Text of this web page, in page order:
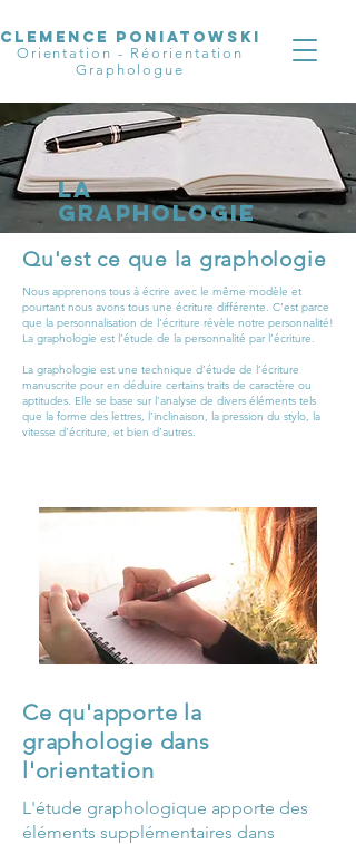
CLEMENCE PONIATOWSKI
Orientation - Réorientation
Graphologue
La
GRAPHOLOGIE
Qu'est ce que la graphologie
Nous apprenons tous à écrire avec le même modèle et
pourtant nous avons tous une écriture différente. C'est parce
que la personnalisation de l'écriture révèle notre personnalité!
La graphologie est l’étude de la personnalité par l’écriture.
La graphologie est une technique d’étude de l’écriture
manuscrite pour en déduire certains traits de caractère ou
aptitudes. Elle se base sur l’analyse de divers éléments tels
que la forme des lettres, l’inclinaison, la pression du stylo, la
vitesse d’écriture, et bien d’autres.
Ce qu'apporte la
graphologie dans
l'orientation
L'étude graphologique apporte des
éléments supplémentaires dans